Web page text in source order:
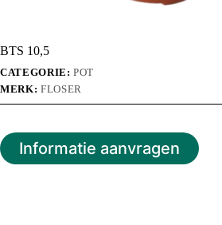
BTS 10,5
CATEGORIE:POT
MERK: FLOSER
Informatie aanvragen